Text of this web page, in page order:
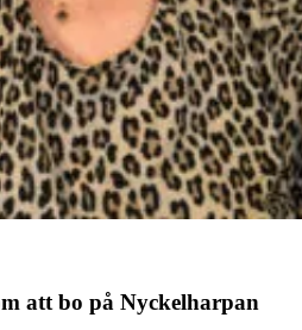
att bo på Nyckelharpan